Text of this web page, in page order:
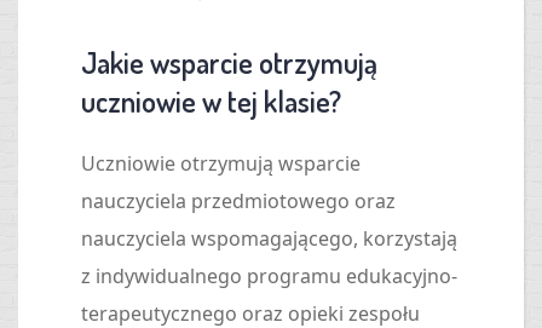
Jakie wsparcie otrzymują
uczniowie w tej klasie?
Uczniowie otrzymują wsparcie
nauczyciela przedmiotowego oraz
nauczyciela wspomagającego, korzystają
z indywidualnego programu edukacyjno-
terapeutycznego oraz opieki zespołu